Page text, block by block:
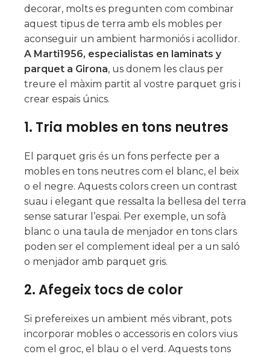
decorar, molts es pregunten com combinar
aquest tipus de terra amb els mobles per
aconseguir un ambient harmoniós i acollidor.
A Marti1956, especialistas en laminats y
parquet a Girona, us donem les claus per
treure el màxim partit al vostre parquet gris i
crear espais únics.
1. Tria mobles en tons neutres
El parquet gris és un fons perfecte per a
mobles en tons neutres com el blanc, el beix
o el negre. Aquests colors creen un contrast
suau i elegant que ressalta la bellesa del terra
sense saturar l’espai. Per exemple, un sofà
blanc o una taula de menjador en tons clars
poden ser el complement ideal per a un saló
o menjador amb parquet gris.
2.Afegeix tocs de color
Si prefereixes un ambient més vibrant, pots
incorporar mobles o accessoris en colors vius
com el groc, el blau o el verd. Aquests tons